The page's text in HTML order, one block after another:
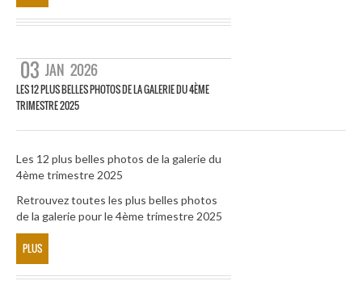
03 JAN 2026
LES 12 PLUS BELLES PHOTOS DE LA GALERIE DU 4ÈME
TRIMESTRE 2025
Les 12 plus belles photos de la galerie du
4ème trimestre 2025
Retrouvez toutes les plus belles photos
de la galerie pour le 4ème trimestre 2025
PLUS